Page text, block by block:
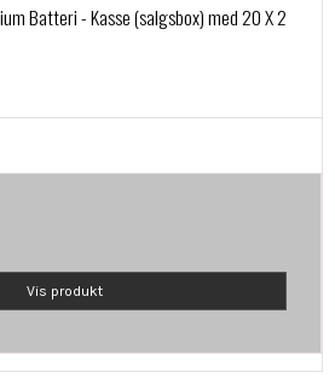
Batteri - Kasse (salgsbox) med 20 X 2
Vis produkt